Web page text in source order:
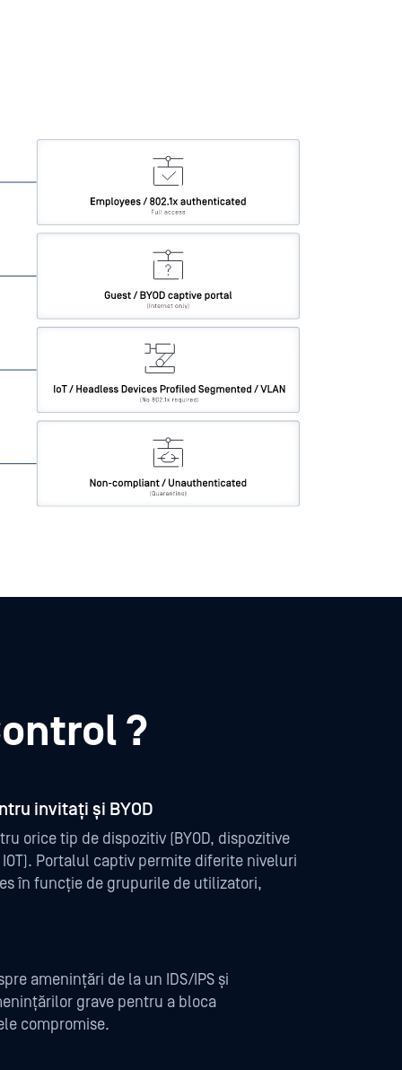
?
invitați și BYOD
orice tip de dispozitiv (BYOD, dispozitive
Portalul captiv permite diferite niveluri
în funcție de grupurile de utilizatori,
amenințări de la un IDS/IPS și
grave pentru a bloca
compromise.